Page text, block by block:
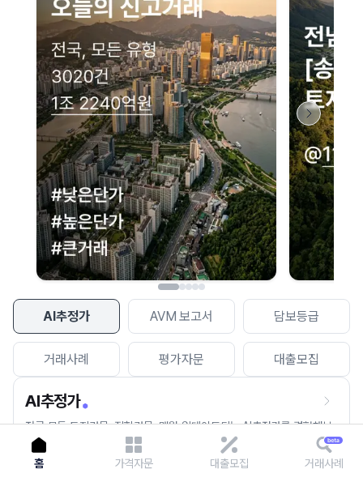
AI추정가 AVM 보고서 담보등급
거래사례 평가자문 대출모집
AI추정가
전국 모든 토지건물, 집합건물, 매월 업데이트되는 AI추정가를 경험해보
세요.
네이버 지도 연결 안내
현재 네이버 지도 연결이 원활하지 않아 지도를 불러올 수 없습니다.
이용에 불편을 드려 죄송합니다.
다시 시도
홈 가격자문 대출모집 거래사례